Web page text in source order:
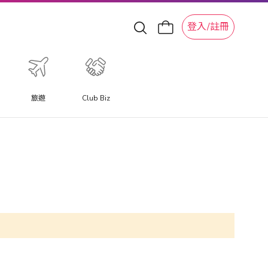
登入/註冊
旅遊 Club Biz